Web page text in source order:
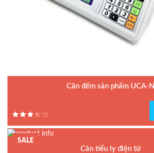
Cân đếm sản phẩm UCA-N
Hãng sản xuất : UTE - Taiwan
Bảo hành: 1.5 năm
SALE
Cân tiểu ly điện tử